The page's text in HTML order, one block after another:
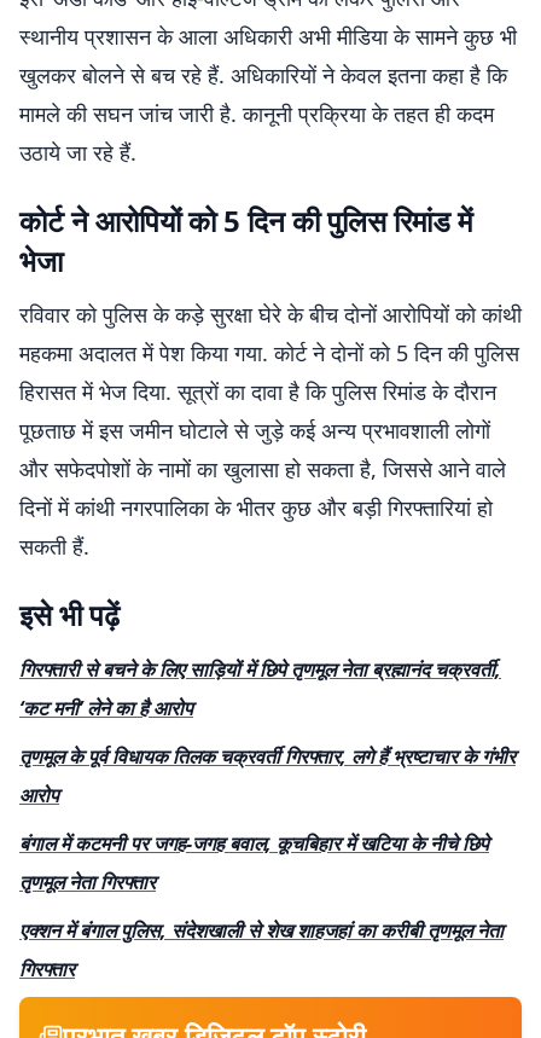
स्थानीय प्रशासन के आला अधिकारी अभी मीडिया के सामने कुछ भी
खुलकर बोलने से बच रहे हैं. अधिकारियों ने केवल इतना कहा है कि
मामले की सघन जांच जारी है. कानूनी प्रक्रिया के तहत ही कदम
उठाये जा रहे हैं.
कोर्ट ने आरोपियों को 5 दिन की पुलिस रिमांड में
भेजा
रविवार को पुलिस के कड़े सुरक्षा घेरे के बीच दोनों आरोपियों को कांथी
महकमा अदालत में पेश किया गया. कोर्ट ने दोनों को 5 दिन की पुलिस
हिरासत में भेज दिया. सूत्रों का दावा है कि पुलिस रिमांड के दौरान
पूछताछ में इस जमीन घोटाले से जुड़े कई अन्य प्रभावशाली लोगों
और सफेदपोशों के नामों का खुलासा हो सकता है, जिससे आने वाले
दिनों में कांथी नगरपालिका के भीतर कुछ और बड़ी गिरफ्तारियां हो
सकती हैं.
इसे भी पढ़ें
गिरफ्तारी से बचने के लिए साड़ियों में छिपे तृणमूल नेता ब्रह्मानंद चक्रवर्ती,
‘कट मनी’ लेने का है आरोप
तृणमूल के पूर्व विधायक तिलक चक्रवर्ती गिरफ्तार, लगे हैं भ्रष्टाचार के गंभीर
आरोप
बंगाल में कटमनी पर जगह-जगह बवाल, कूचबिहार में खटिया के नीचे छिपे
तृणमूल नेता गिरफ्तार
एक्शन में बंगाल पुलिस, संदेशखाली से शेख शाहजहां का करीबी तृणमूल नेता
गिरफ्तार